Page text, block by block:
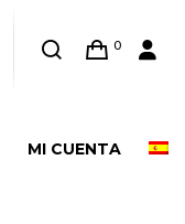
0
MI CUENTA